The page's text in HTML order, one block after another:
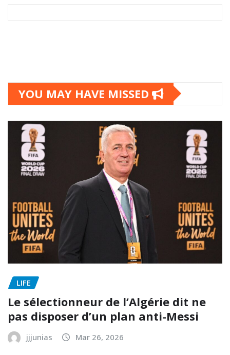
YOU MAY HAVE MISSED
LIFE
Le sélectionneur de l’Algérie dit ne
pas disposer d’un plan anti-Messi
jjjunias Mar 26, 2026